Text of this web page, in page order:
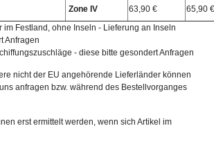
Zone IV 63,90 €
65,90 €
im Festland, ohne Inseln - Lieferung an Inseln
Anfragen
- diese bitte gesondert Anfragen
nicht der EU angehörende Lieferländer können
anfragen bzw. während des Bestellvorganges
erst ermittelt werden, wenn sich Artikel im